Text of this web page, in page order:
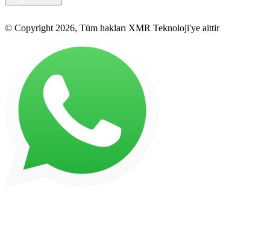
© Copyright 2026, Tüm hakları XMR Teknoloji'ye aittir